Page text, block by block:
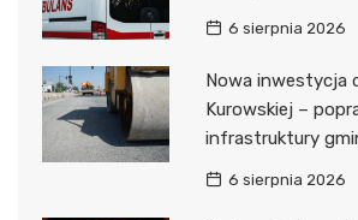
6 sierpnia 2026
Nowa inwestycja
Kurowskiej –
infrastruktury
6 sierpnia 2026